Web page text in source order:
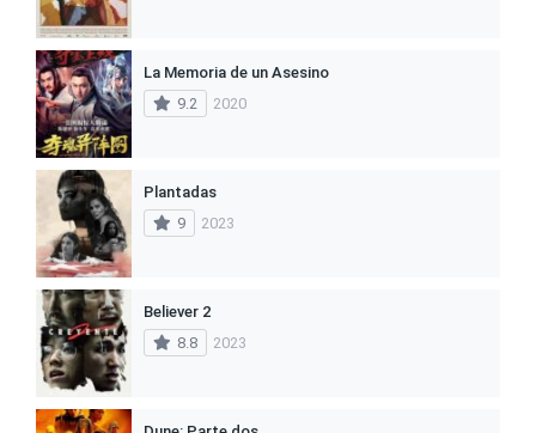
La Memoria de un Asesino
9.2
2020
Plantadas
9
2023
Believer 2
8.8
2023